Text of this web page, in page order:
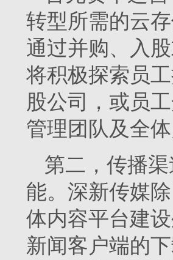
转型所需的云
通过并购、入
将积极探索员
股公司，或员
管理团队及全
第二，传播
能。深新传媒
体内容平台建
新闻客户端的